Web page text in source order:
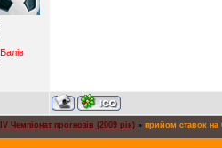
Балiв
IV Чемпіонат прогнозів (2009 рік) » прийом ставок на